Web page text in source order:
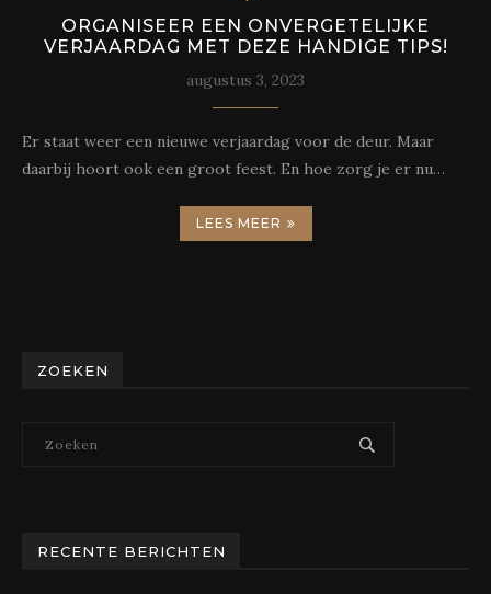
ORGANISEER EEN ONVERGETELIJKE
VERJAARDAG MET DEZE HANDIGE TIPS!
augustus 3, 2023
Er staat weer een nieuwe verjaardag voor de deur. Maar
daarbij hoort ook een groot feest. En hoe zorg je er nu…
LEES MEER
ZOEKEN
RECENTE BERICHTEN